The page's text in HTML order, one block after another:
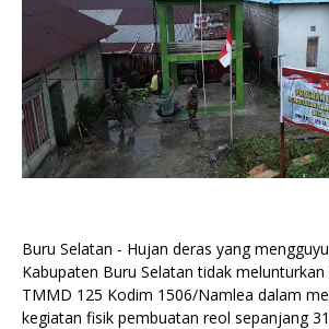
Buru Selatan - Hujan deras yang
Kabupaten Buru Selatan tidak
TMMD 125 Kodim 1506/Namlea dalam
kegiatan fisik pembuatan reol sepanjang